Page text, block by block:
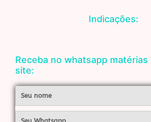
k
t
u
a
a
Indicações:
Receba no whatsapp matérias
site:
Whatsapp